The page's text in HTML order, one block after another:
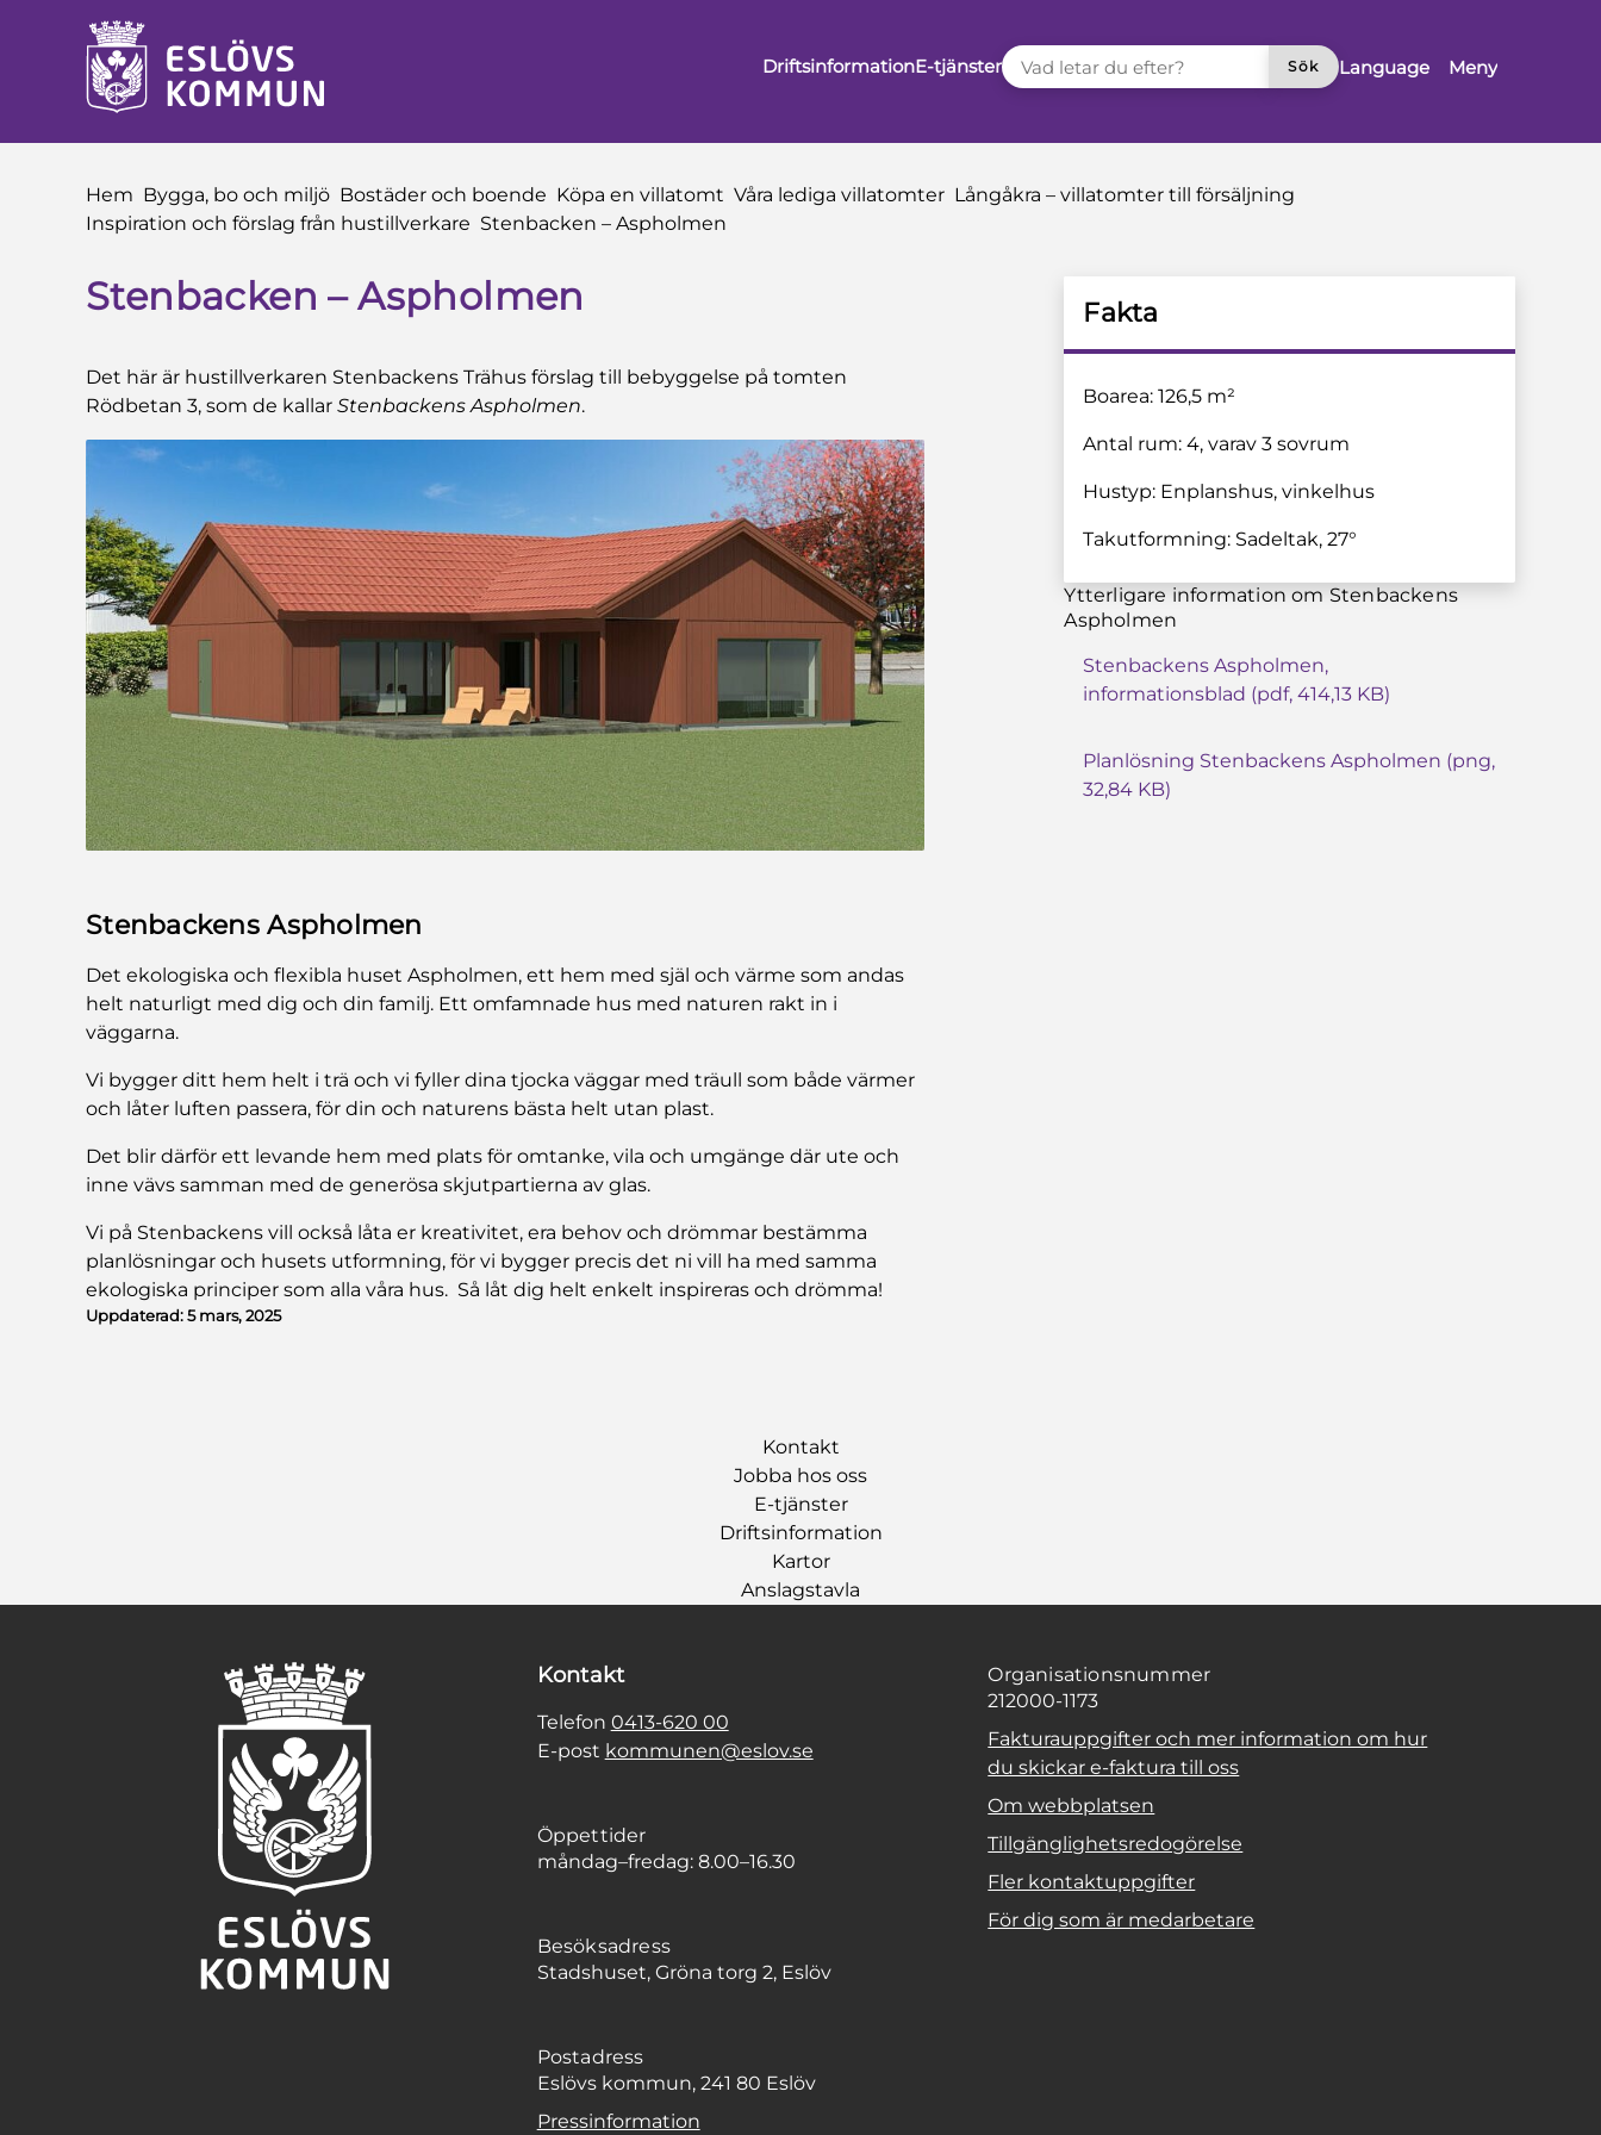
till innehåll
till sidomeny
DriftsinformationE-tjänster
VAD LETAR DU EFTER?
Sök
Language Meny
Du är här:
Hem Bygga, bo och miljö Bostäder och boende Köpa en villatomt Våra lediga villatomter Långåkra – villatomter till försäljning
Inspiration och förslag från hustillverkare Stenbacken – Aspholmen
Stenbacken – Aspholmen
Det här är hustillverkaren Stenbackens Trähus förslag till bebyggelse på tomten
Rödbetan 3, som de kallar Stenbackens Aspholmen.
Stenbackens Aspholmen
Det ekologiska och flexibla huset Aspholmen, ett hem med själ och värme som andas
helt naturligt med dig och din familj. Ett omfamnade hus med naturen rakt in i
väggarna.
Vi bygger ditt hem helt i trä och vi fyller dina tjocka väggar med träull som både värmer
och låter luften passera, för din och naturens bästa helt utan plast.
Det blir därför ett levande hem med plats för omtanke, vila och umgänge där ute och
inne vävs samman med de generösa skjutpartierna av glas.
Vi på Stenbackens vill också låta er kreativitet, era behov och drömmar bestämma
planlösningar och husets utformning, för vi bygger precis det ni vill ha med samma
ekologiska principer som alla våra hus. Så låt dig helt enkelt inspireras och drömma!
Uppdaterad:5 mars, 2025
Fakta
Boarea: 126,5 m²
Antal rum: 4, varav 3 sovrum
Hustyp: Enplanshus, vinkelhus
Takutformning: Sadeltak, 27°
Ytterligare information om Stenbackens
Aspholmen
Stenbackens Aspholmen,
informationsblad (pdf, 414,13 KB)
Planlösning Stenbackens Aspholmen (png,
32,84 KB)
Kontakt
Jobba hos oss
E-tjänster
Driftsinformation
Kartor
Anslagstavla
Kontakt
Telefon 0413-620 00
E-post kommunen@eslov.se
Öppettider
måndag–fredag: 8.00–16.30
Besöksadress
Stadshuset, Gröna torg 2, Eslöv
Postadress
Eslövs kommun, 241 80 Eslöv
Pressinformation
Organisationsnummer
212000-1173
Fakturauppgifter och mer information om hur
du skickar e-faktura till oss
Om webbplatsen
Tillgänglighetsredogörelse
Fler kontaktuppgifter
För dig som är medarbetare